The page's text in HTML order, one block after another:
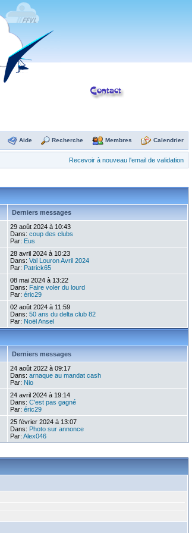
Aide Recherche Membres Calendrier
Recevoir à nouveau l'email de validation
Derniers messages
29 août 2024 à 10:43
Dans: coup des clubs
Par: Eus
28 avril 2024 à 10:23
Dans: Val Louron Avril 2024
Par: Patrick65
08 mai 2024 à 13:22
Dans: Faire voler du lourd
Par: éric29
02 août 2024 à 11:59
Dans: 50 ans du delta club 82
Par: Noël Ansel
Derniers messages
24 août 2022 à 09:17
Dans: arnaque au mandat cash
Par: Nio
24 avril 2024 à 19:14
Dans: C'est pas gagné
Par: éric29
25 février 2024 à 13:07
Dans: Photo sur annonce
Par: Alex046